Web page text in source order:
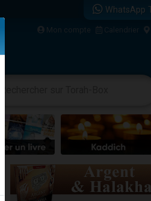
WhatsApp
Mon compte Calendrier